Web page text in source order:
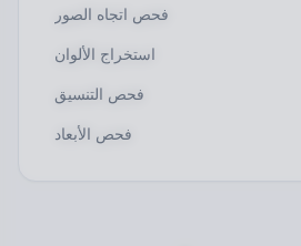
فحص اتجاه الصور
استخراج الألوان
فحص التنسيق
فحص الأبعاد